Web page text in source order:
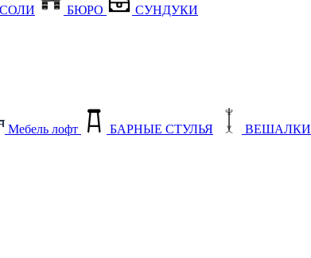
БЮРО СУНДУКИ
Мебель лофт БАРНЫЕ СТУЛЬЯ ВЕШАЛКИ